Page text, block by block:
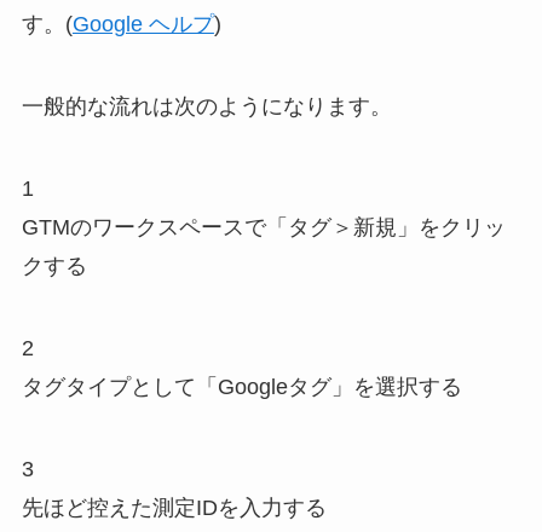
す。(Google ヘルプ)
一般的な流れは次のようになります。
1
GTMのワークスペースで「タグ＞新規」をクリッ
クする
2
タグタイプとして「Googleタグ」を選択する
3
先ほど控えた測定IDを入力する